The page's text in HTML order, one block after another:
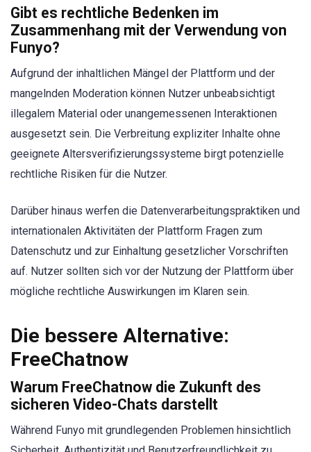
Gibt es rechtliche Bedenken im
Zusammenhang mit der Verwendung von
Funyo?
Aufgrund der inhaltlichen Mängel der Plattform und der
mangelnden Moderation können Nutzer unbeabsichtigt
illegalem Material oder unangemessenen Interaktionen
ausgesetzt sein. Die Verbreitung expliziter Inhalte ohne
geeignete Altersverifizierungssysteme birgt potenzielle
rechtliche Risiken für die Nutzer.
Darüber hinaus werfen die Datenverarbeitungspraktiken und
internationalen Aktivitäten der Plattform Fragen zum
Datenschutz und zur Einhaltung gesetzlicher Vorschriften
auf. Nutzer sollten sich vor der Nutzung der Plattform über
mögliche rechtliche Auswirkungen im Klaren sein.
Die bessere Alternative:
FreeChatnow
Warum FreeChatnow die Zukunft des
sicheren Video-Chats darstellt
Während Funyo mit grundlegenden Problemen hinsichtlich